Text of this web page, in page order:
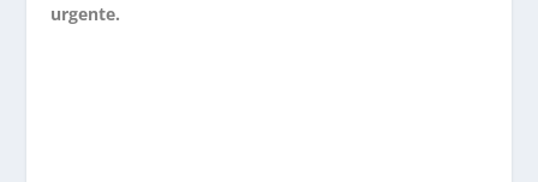
urgente.